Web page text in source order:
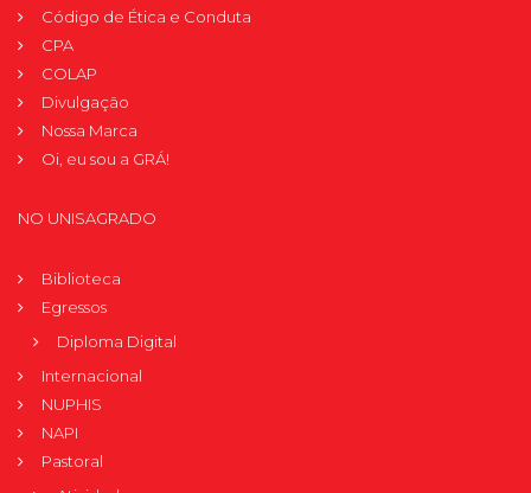
Código de Ética e Conduta
CPA
COLAP
Divulgação
Nossa Marca
Oi, eu sou a GRÁ!
NO UNISAGRADO
Biblioteca
Egressos
Diploma Digital
Internacional
NUPHIS
NAPI
Pastoral